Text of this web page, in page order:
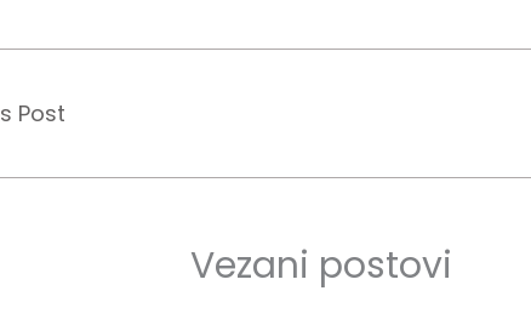
Post
Vezani postovi